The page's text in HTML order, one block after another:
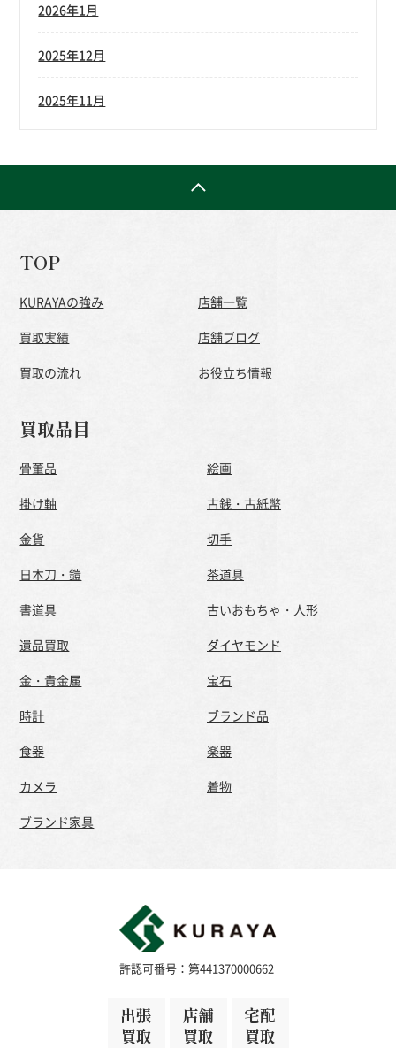
2026年1月
2025年12月
2025年11月
TOP
KURAYAの強み
買取実績
買取の流れ
店舗一覧
店舗ブログ
お役立ち情報
買取品目
骨董品
絵画
掛け軸
古銭・古紙幣
金貨
切手
日本刀・鎧
茶道具
書道具
古いおもちゃ・人形
遺品買取
ダイヤモンド
金・貴金属
宝石
時計
ブランド品
食器
楽器
カメラ
着物
ブランド家具
許認可番号：第441370000662
出張
買取
店舗
買取
宅配
買取